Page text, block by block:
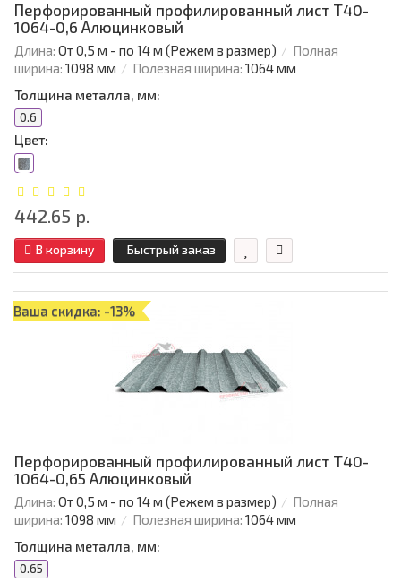
Перфорированный профилированный лист Т40-
1064-0,6 Алюцинковый
Длина: От 0,5 м - по 14 м (Режем в размер)
Полная
ширина: 1098 мм Полезная ширина: 1064 мм
Толщина металла, мм:
0.6
Цвет:
442.65 р.
В корзину Быстрый заказ
Ваша скидка: -13%
Перфорированный профилированный лист Т40-
1064-0,65 Алюцинковый
Длина: От 0,5 м - по 14 м (Режем в размер)
Полная
ширина: 1098 мм Полезная ширина: 1064 мм
Толщина металла, мм:
0.65